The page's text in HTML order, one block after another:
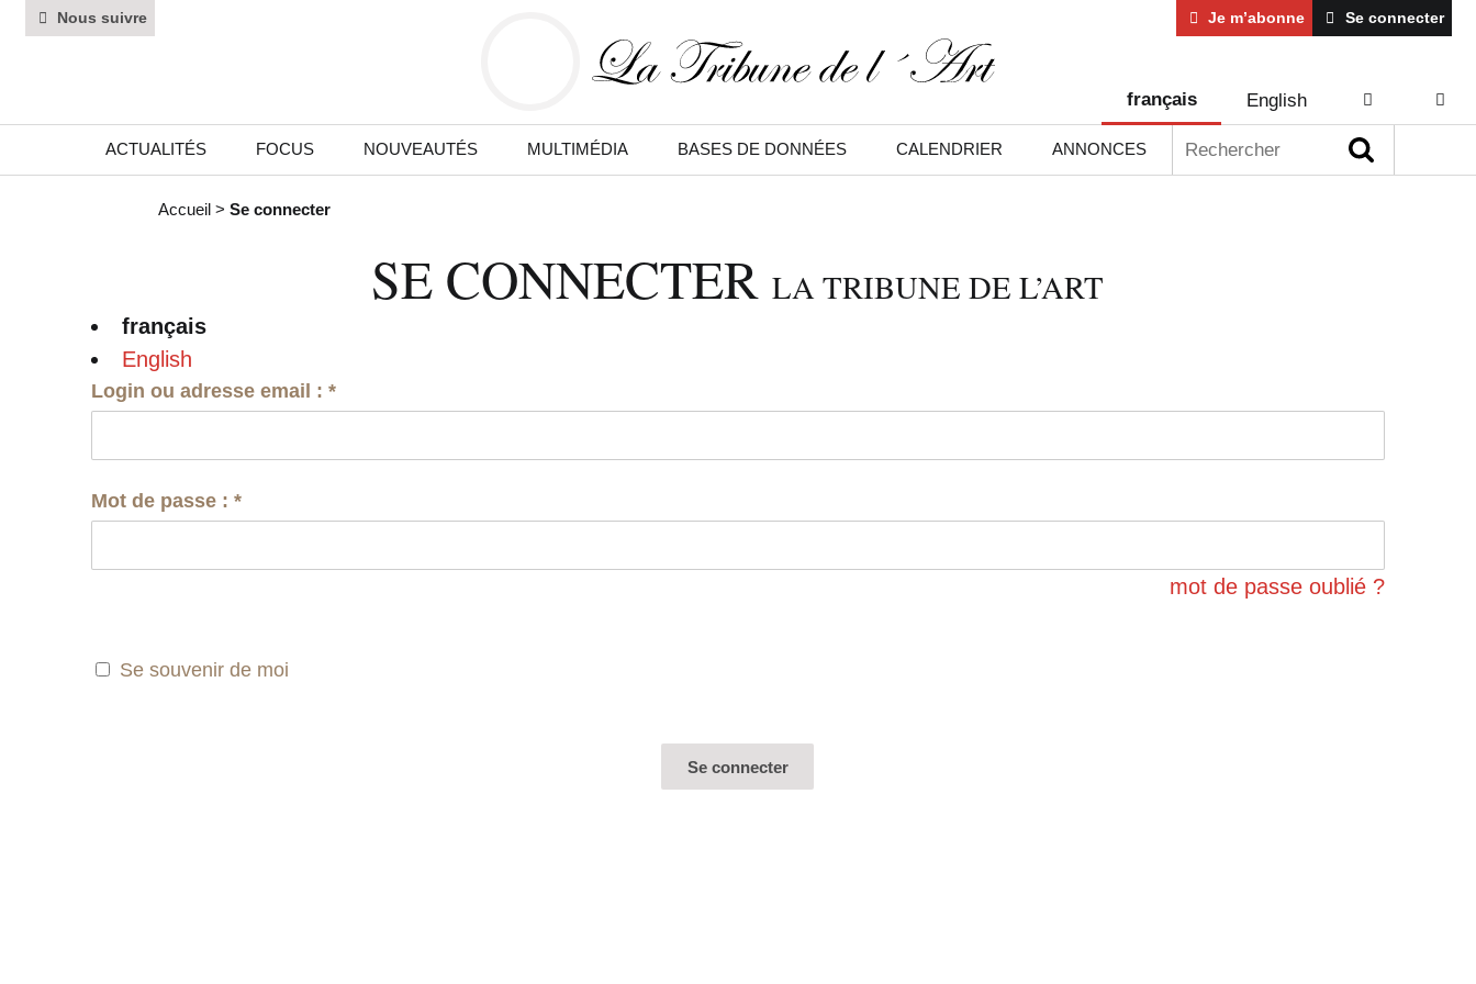
Nous suivre Je m’abonne Se connecter
ACTUALITÉS FOCUS NOUVEAUTÉS MULTIMÉDIA BASES DE DONNÉES CALENDRIER ANNONCES
français English AIDE
Accueil > Se connecter
SE CONNECTERLA TRIBUNE DE L’ART
français
English
Login ou adresse email :*
Mot de passe :*
mot de passe oublié ?
Se souvenir de moi